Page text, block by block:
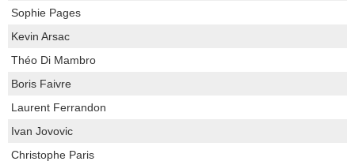
Sophie Pages
Kevin Arsac
Théo Di Mambro
Boris Faivre
Laurent Ferrandon
Ivan Jovovic
Christophe Paris